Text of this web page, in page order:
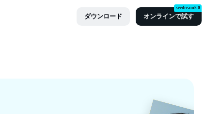
ダウンロード オンラインで試す
seedream5.0